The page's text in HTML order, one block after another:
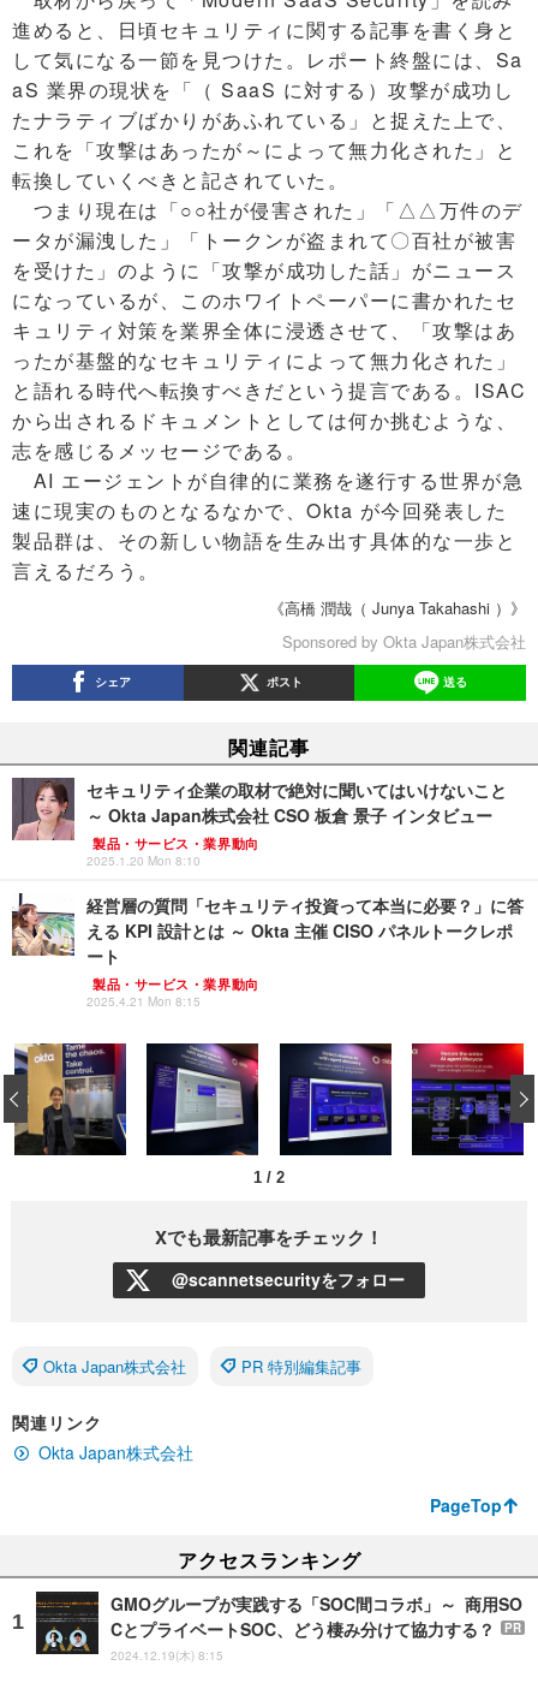
進めると、日頃セキュリティに関する記事を書く身と
して気になる一節を見つけた。レポート終盤には、Sa
aS 業界の現状を「（ SaaS に対する）攻撃が成功し
たナラティブばかりがあふれている」と捉えた上で、
これを「攻撃はあったが～によって無力化された」と
転換していくべきと記されていた。
つまり現在は「○○社が侵害された」「△△万件のデ
ータが漏洩した」「トークンが盗まれて〇百社が被害
を受けた」のように「攻撃が成功した話」がニュース
になっているが、このホワイトペーパーに書かれたセ
キュリティ対策を業界全体に浸透させて、「攻撃はあ
ったが基盤的なセキュリティによって無力化された」
と語れる時代へ転換すべきだという提言である。ISAC
から出されるドキュメントとしては何か挑むような、
志を感じるメッセージである。
AI エージェントが自律的に業務を遂行する世界が急
速に現実のものとなるなかで、Okta が今回発表した
製品群は、その新しい物語を生み出す具体的な一歩と
言えるだろう。
《高橋 潤哉（ Junya Takahashi ）》
Sponsored by Okta Japan株式会社
シェア ポスト 送る
関連記事
セキュリティ企業の取材で絶対に聞いてはいけないこと
～ Okta Japan株式会社 CSO 板倉 景子 インタビュー
製品・サービス・業界動向
2025.1.20 Mon 8:10
経営層の質問「セキュリティ投資って本当に必要？」に答
える KPI 設計とは ～ Okta 主催 CISO パネルトークレポ
ート
製品・サービス・業界動向
2025.4.21 Mon 8:15
1 / 2
‹
Xでも最新記事をチェック！
@scannetsecurityをフォロー
Okta Japan株式会社 PR 特別編集記事
関連リンク
Okta Japan株式会社
PageTop
アクセスランキング
GMOグループが実践する「SOC間コラボ」～ 商用SO
CとプライベートSOC、どう棲み分けて協力する？
PR
2024.12.19(木) 8:15